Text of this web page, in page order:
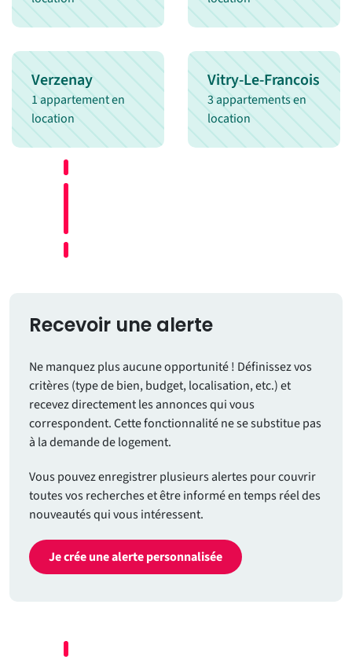
Verzenay
1 appartement en
location
Vitry-Le-Francois
3 appartements en
location
Recevoir une alerte
Ne manquez plus aucune opportunité ! Définissez vos
critères (type de bien, budget, localisation, etc.) et
recevez directement les annonces qui vous
correspondent. Cette fonctionnalité ne se substitue pas
à la demande de logement.
Vous pouvez enregistrer plusieurs alertes pour couvrir
toutes vos recherches et être informé en temps réel des
nouveautés qui vous intéressent.
Je crée une alerte personnalisée